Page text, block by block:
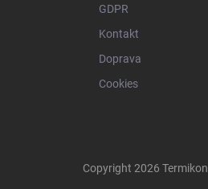
GDPR
Kontakt
Doprava
Cookies
Copyright 2026 Termikon